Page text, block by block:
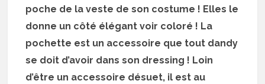
poche de la veste de son costume ! Elles le
donne un côté élégant voir coloré ! La
pochette est un accessoire que tout dandy
se doit d’avoir dans son dressing ! Loin
d’être un accessoire désuet, il est au